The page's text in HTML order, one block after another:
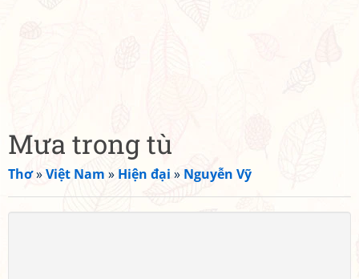
Mưa trong tù
Thơ»Việt Nam » Hiện đại » Nguyễn Vỹ